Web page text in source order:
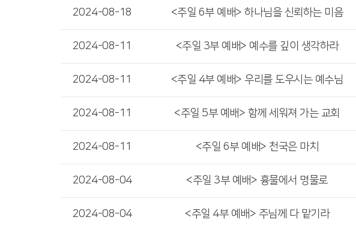
2024-08-18 <주일 6부 예배> 하나님을 신뢰하는 미음
2024-08-11 <주일 3부 예배> 예수를 깊이 생각하라
2024-08-11 <주일 4부 예배> 우리를 도우시는 예수님
2024-08-11 <주일 5부 예배> 함께 세워져 가는 교회
2024-08-11 <주일 6부 예배> 천국은 마치
2024-08-04 <주일 3부 예배> 흉물에서 명물로
2024-08-04 <주일 4부 예배> 주님께 다 맡기라